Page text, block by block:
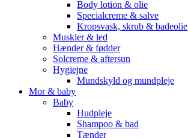
Body lotion & olie
Specialcreme & salve
Kropsvask, skrub & badeolie
Muskler & led
Hænder & fødder
Solcreme & aftersun
Hygiejne
Mundskyld og mundpleje
Mor & baby
Baby
Hudpleje
Shampoo & bad
Tænder